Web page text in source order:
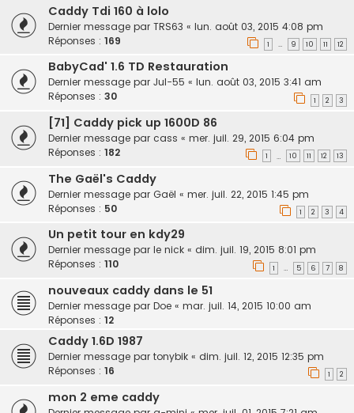
Caddy Tdi 160 à lolo
Dernier message par TRS63 « lun. août 03, 2015 4:08 pm
Réponses : 169 1 … 9 10 11 12
BabyCad' 1.6 TD Restauration
Dernier message par Jul-55 « lun. août 03, 2015 3:41 am
Réponses : 30 1 2 3
[71] Caddy pick up 1600D 86
Dernier message par cass « mer. juil. 29, 2015 6:04 pm
Réponses : 182 1 … 10 11 12 13
The Gaël's Caddy
Dernier message par Gaël « mer. juil. 22, 2015 1:45 pm
Réponses : 50 1 2 3 4
Un petit tour en kdy29
Dernier message par le nick « dim. juil. 19, 2015 8:01 pm
Réponses : 110 1 … 5 6 7 8
nouveaux caddy dans le 51
Dernier message par Doe « mar. juil. 14, 2015 10:00 am
Réponses : 12
Caddy 1.6D 1987
Dernier message par tonybik « dim. juil. 12, 2015 12:35 pm
Réponses : 16 1 2
mon 2 eme caddy